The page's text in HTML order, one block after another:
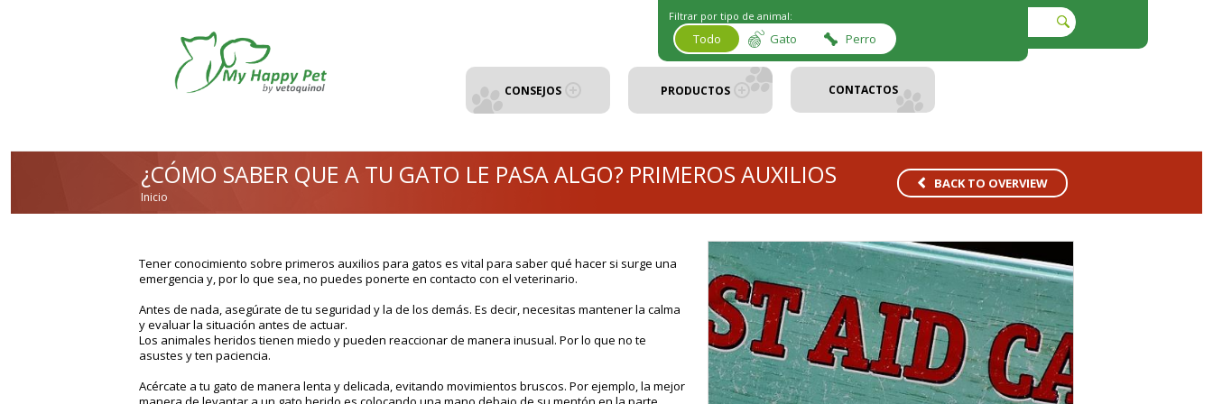
Filtrar por tipo de animal:
Todo Gato Perro
CONSEJOS PRODUCTOS CONTACTOS
¿CÓMO SABER QUE A TU GATO LE PASA ALGO? PRIMEROS AUXILIOS BACK TO OVERVIEW
USTED ESTÁ AQUÍ
Inicio
Tener conocimiento sobre primeros auxilios para gatos es vital para saber qué hacer si surge una
emergencia y, por lo que sea, no puedes ponerte en contacto con el veterinario.
Antes de nada, asegúrate de tu seguridad y la de los demás. Es decir, necesitas mantener la calma
y evaluar la situación antes de actuar.
Los animales heridos tienen miedo y pueden reaccionar de manera inusual. Por lo que no te
asustes y ten paciencia.
Acércate a tu gato de manera lenta y delicada, evitando movimientos bruscos. Por ejemplo, la mejor